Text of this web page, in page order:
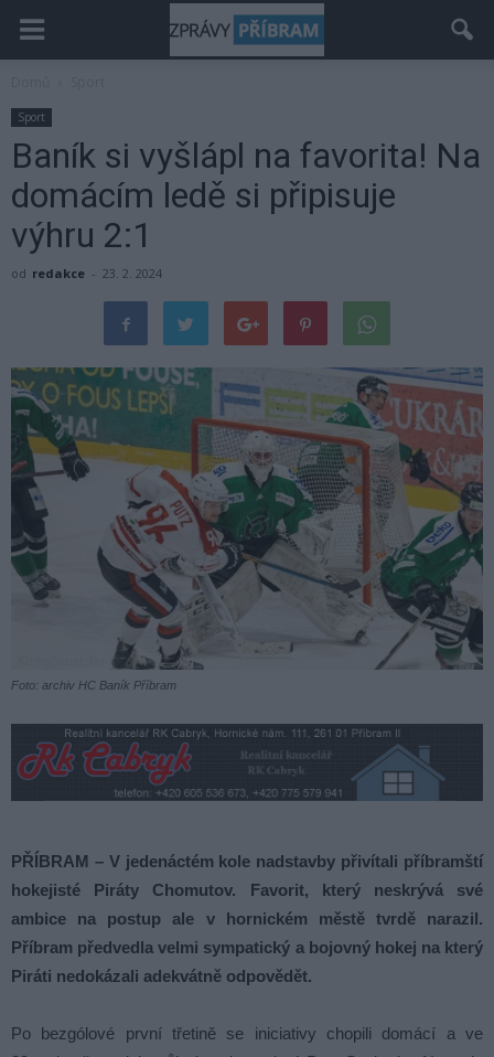
Sport
Baník si vyšlápl na favorita! Na
domácím ledě si připisuje
výhru 2:1
od redakce - 23. 2. 2024
Foto: archiv HC Baník Příbram
PŘÍBRAM – V jedenáctém kole nadstavby přivítali příbramští
hokejisté Piráty Chomutov. Favorit, který neskrývá své
ambice na postup ale v hornickém městě tvrdě narazil.
Příbram předvedla velmi sympatický a bojovný hokej na který
Piráti nedokázali adekvátně odpovědět.
Po bezgólové první třetině se iniciativy chopili domácí a ve